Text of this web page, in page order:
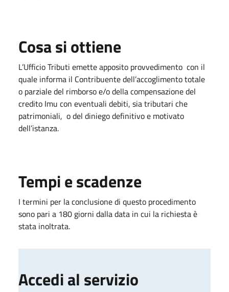
Cosa si ottiene
L’Ufficio Tributi emette apposito provvedimento con il
quale informa il Contribuente dell’accoglimento totale
o parziale del rimborso e/o della compensazione del
credito Imu con eventuali debiti, sia tributari che
patrimoniali, o del diniego definitivo e motivato
dell’istanza.
Tempi e scadenze
I termini per la conclusione di questo procedimento
sono pari a 180 giorni dalla data in cui la richiesta è
stata inoltrata.
Accedi al servizio